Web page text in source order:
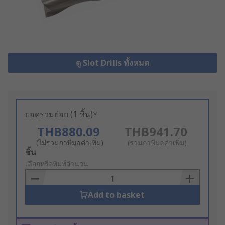
ดู Slot Drills ทั้งหมด
ยอดรวมย่อย (1 ชิ้น)*
THB880.09
(ไม่รวมภาษีมูลค่าเพิ่ม)
THB941.70
(รวมภาษีมูลค่าเพิ่ม)
Add
to
Basket
ชิ้น
เลือกหรือพิมพ์จำนวน
Add to basket